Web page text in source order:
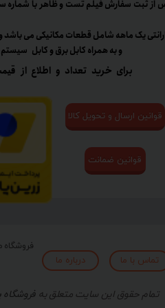
تمام حقوق این سایت متعلق به فروشگاه
فروشگاه
تماس با ما درباره ما
برای خرید تعداد و اطلاع از
از ثبت سفارش فیلم تست و ظاهر با شماره
یک ماهه شامل قطعات مکانیکی می باشد
و به همراه کابل برق و کابل سیستم
قوانین ارسال و تحویل کالا
قوانین ضمانت